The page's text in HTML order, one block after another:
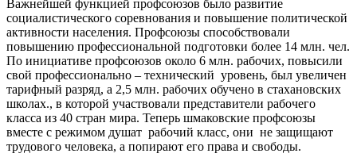
Важнейшей функцией профсоюзов было развитие
социалистического соревнования и повышение политической
активности населения. Профсоюзы способствовали
повышению профессиональной подготовки более 14 млн. чел.
По инициативе профсоюзов около 6 млн. рабочих, повысили
свой профессионально – технический уровень, был увеличен
тарифный разряд, а 2,5 млн. рабочих обучено в стахановских
школах., в которой участвовали представители рабочего
класса из 40 стран мира. Теперь шмаковские профсоюзы
вместе с режимом душат рабочий класс, они не защищают
трудового человека, а попирают его права и свободы.